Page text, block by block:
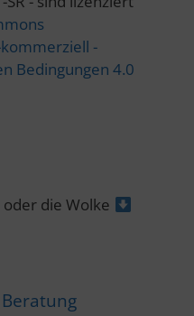
-
Bedingungen 4.0
die Wolke
Beratung